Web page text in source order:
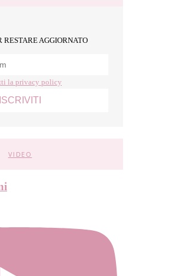
RESTARE AGGIORNATO
la privacy policy
VIDEO